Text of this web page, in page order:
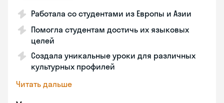
Работала со студентами из Европы и Азии
Помогла студентам достичь их языковых
целей
Создала уникальные уроки для различных
культурных профилей
Читать дальше